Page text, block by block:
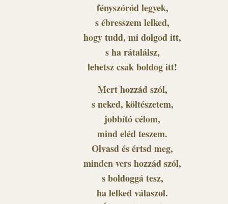
fényszóród legyek,
s ébresszem lelked,
hogy tudd, mi dolgod itt,
s ha rátalálsz,
lehetsz csak boldog itt!
Mert hozzád szól,
s neked, költészetem,
jobbító célom,
mind eléd teszem.
Olvasd és értsd meg,
minden vers hozzád szól,
s boldoggá tesz,
ha lelked válaszol.